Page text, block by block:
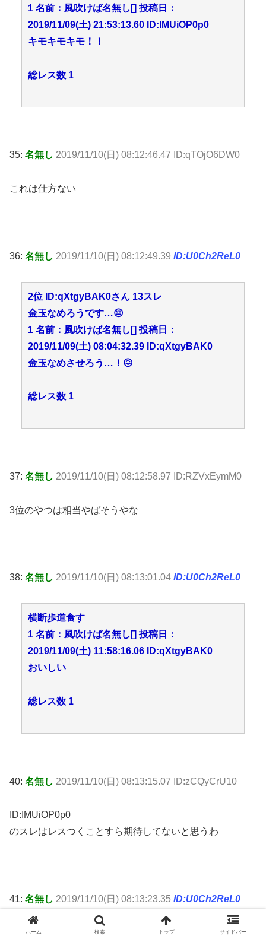
1 名前：風吹けば名無し[] 投稿日：
2019/11/09(土) 21:53:13.60 ID:IMUiOP0p0
キモキモキモ！！
総レス数 1
35: 名無し 2019/11/10(日) 08:12:46.47 ID:qTOjO6DW0
これは仕方ない
36: 名無し 2019/11/10(日) 08:12:49.39 ID:U0Ch2ReL0
2位 ID:qXtgyBAK0さん 13スレ
金玉なめろうです…😔
1 名前：風吹けば名無し[] 投稿日：
2019/11/09(土) 08:04:32.39 ID:qXtgyBAK0
金玉なめさせろう…！😖
総レス数 1
37: 名無し 2019/11/10(日) 08:12:58.97 ID:RZVxEymM0
3位のやつは相当やばそうやな
38: 名無し 2019/11/10(日) 08:13:01.04 ID:U0Ch2ReL0
横断歩道食す
1 名前：風吹けば名無し[] 投稿日：
2019/11/09(土) 11:58:16.06 ID:qXtgyBAK0
おいしい
総レス数 1
40: 名無し 2019/11/10(日) 08:13:15.07 ID:zCQyCrU10
ID:IMUiOP0p0
のスレはレスつくことすら期待してないと思うわ
41: 名無し 2019/11/10(日) 08:13:23.35 ID:U0Ch2ReL0
ホーム 検索 トップ サイドバー